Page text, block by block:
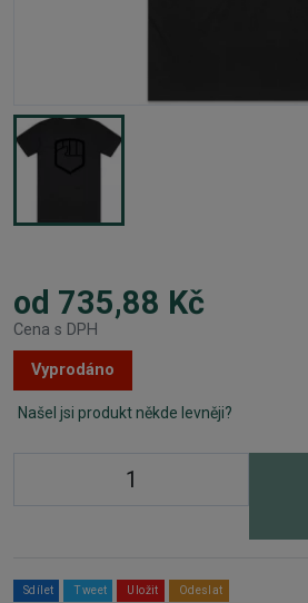
od 735,88 Kč
Cena s DPH
Vyprodáno
Našel jsi produkt někde levněji?
Sdílet Tweet Uložit Odeslat